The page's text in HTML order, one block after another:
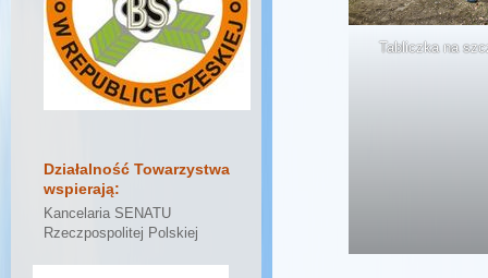
Tabliczka na
Działalność Towarzystwa
wspierają:
Kancelaria SENATU
Rzeczpospolitej Polskiej